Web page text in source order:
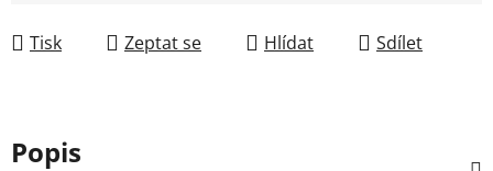
Tisk
Zeptat se Hlídat Sdílet
Popis